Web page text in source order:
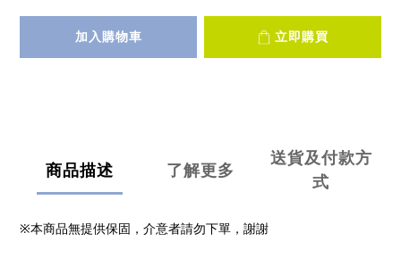
加入購物車 立即購買
商品描述 了解更多
送貨及付款方
式
※本商品無提供保固，介意者請勿下單，謝謝